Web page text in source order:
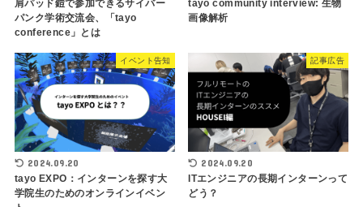
肩パッド鎧で参加できるサイバー
パンク学術交流会、「tayo
conference」とは
tayo community interview: 生物
画像解析
イベント告知
2024.09.20
tayo EXPO：インターンを探す大
学院生のためのオンラインイベン
記事広告
2024.09.20
ITエンジニアの長期インターンって
どう？